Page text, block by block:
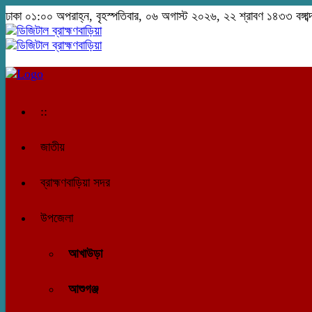
ঢাকা ০১:০০ অপরাহ্ন, বৃহস্পতিবার, ০৬ অগাস্ট ২০২৬, ২২ শ্রাবণ ১৪৩৩
::
জাতীয়
ব্রাহ্মণবাড়িয়া সদর
উপজেলা
আখাউড়া
আশুগঞ্জ